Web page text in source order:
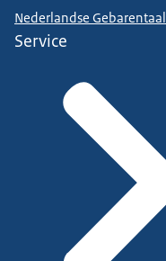
Nederlandse Gebarentaal
Service